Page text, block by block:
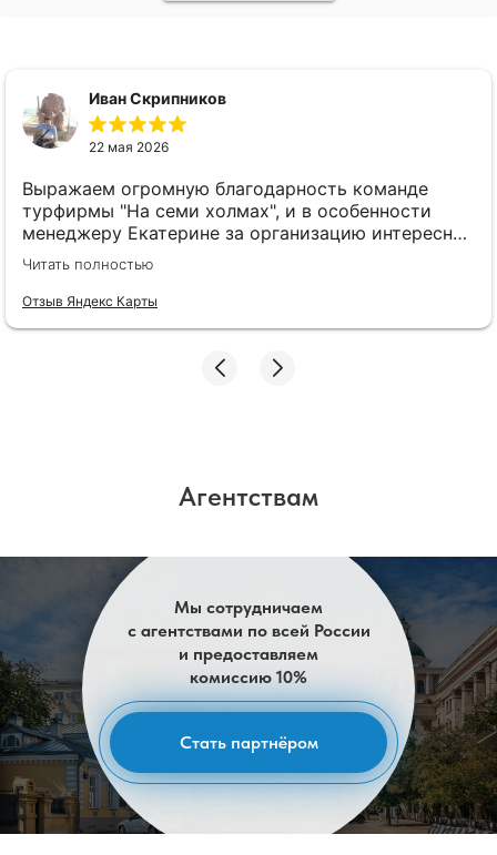
Иван Скрипников
22 мая 2026
Выражаем огромную благодарность команде
турфирмы "На семи холмах", и в особенности
менеджеру Екатерине за организацию интересной
экскурсии "Учись уму-разуму" в Коломенском.
Первоклашки и их родители были в восторге!
Узнали много нового, об обучении детей в старые
Читать полностью
Отзыв Яндекс Карты
Агентствам
Стать партнёром
Мы сотрудничаем
с агентствами по всей России
и предоставляем
комиссию 10%